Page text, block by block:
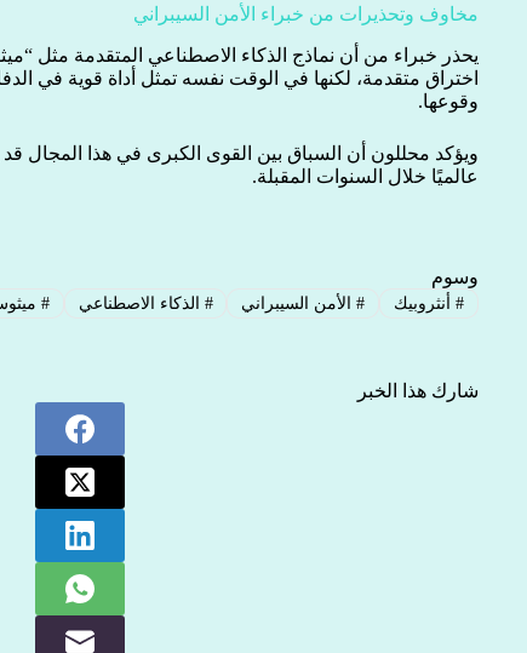
مخاوف وتحذيرات من خبراء الأمن السيبراني
يحذر خبراء من أن نماذج الذكاء الاصطناعي المتقدمة مثل
اختراق متقدمة، لكنها في الوقت نفسه تمثل أداة قوية في
وقوعها.
ويؤكد محللون أن السباق بين القوى الكبرى في هذا المجال قد
عالميًا خلال السنوات المقبلة.
وسوم
#أنثروبيك #الأمن السيبراني # الذكاء الاصطناعي #
شارك هذا الخبر